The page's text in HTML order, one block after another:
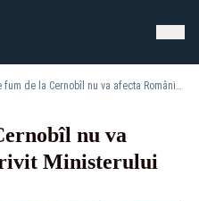
Norul de fum de la Cernobîl nu va afecta România, potrivit Ministerului Mediului
nu va
Ministerului